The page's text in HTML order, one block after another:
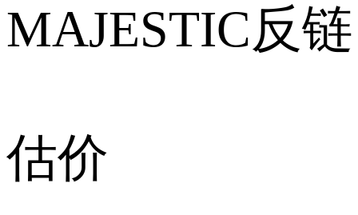
MAJESTIC反链
估价